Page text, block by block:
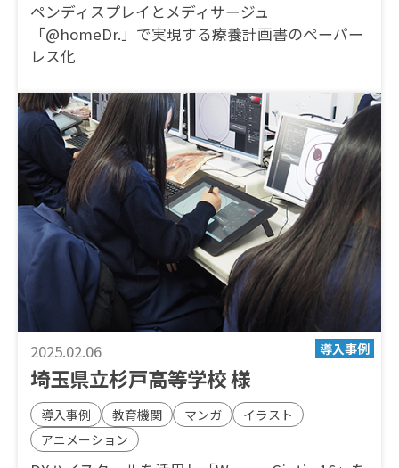
ペンディスプレイとメディサージュ
「@homeDr.」で実現する療養計画書のペーパー
レス化
2025.02.06
埼玉県立杉戸高等学校 様
導入事例 教育機関 マンガ
イラスト
アニメーション